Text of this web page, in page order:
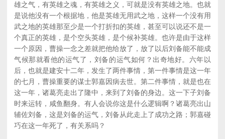
雄之气，有英雄之魂，有英雄之义，可就是没有英雄之地。也就
是说他没有一个根据地，他是英雄无用武之地，这样一个没有用
武之地的英雄那至少是一个打折扣的英雄，甚至可以说还不是一
个真正的英雄，是个空头英雄，是个候补英雄。也许是由于这样
一个原因，曹操一念之差就把他给放了，放了以后刘备能不能成
气候那就看他的运气了，刘备的运气如何？出奇地好。六年以
后，也就是建安十二年，发生了两件事情，第一件事情是这一年
的七月，曹操重要的谋士郭嘉因病去世。第二件事情，就是也在
这一年，诸葛亮走出了隆中，来到了刘备的身边。这一下子刘备
时来运转，咸鱼翻身。有人会说你这是什么逻辑啊？诸葛亮出山
辅佐刘备，这是刘备的运气，刘备从此走上了成功之路；郭嘉碰
巧在这一年死了，有关系吗？